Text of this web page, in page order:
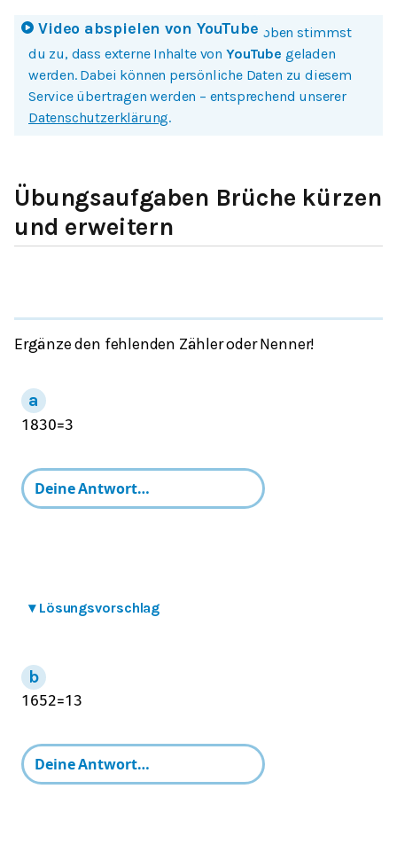
Video abspielen von YouTube
Mit einem Klick auf Bild oder Button oben stimmst
du zu, dass externe Inhalte von YouTube geladen
werden. Dabei können persönliche Daten zu diesem
Service übertragen werden – entsprechend unserer
Datenschutzerklärung.
Übungsaufgaben Brüche kürzen
und erweitern
Ergänze den fehlenden Zähler oder Nenner!
1830=3
▾ Lösungsvorschlag
1652=13